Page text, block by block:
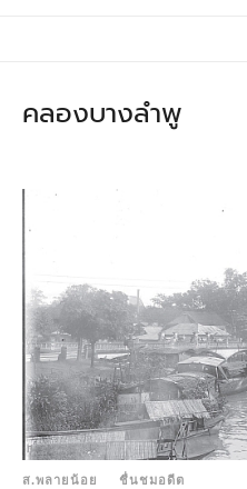
คลองบางลำพู
ส.พลายน้อย ชื่นชมอดีต